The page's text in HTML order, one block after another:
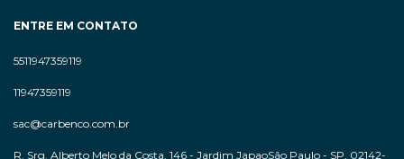
ENTRE EM CONTATO
5511947359119
11947359119
sac@carbenco.com.br
R. Srg. Alberto Melo da Costa, 146 - Jardim JapaoSão Paulo - SP, 02142-